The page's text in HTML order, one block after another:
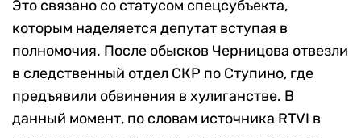
Это связано со статусом спецсубъекта,
которым наделяется депутат вступая в
полномочия. После обысков Черницова отвезли
в следственный отдел СКР по Ступино, где
предъявили обвинения в хулиганстве. В
данный момент, по словам источника RTVI в